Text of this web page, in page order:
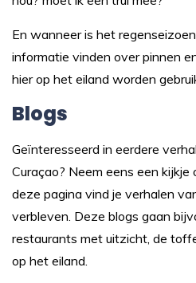
En wanneer is het
informatie vinden over pinnen
hier op het eiland worden
Blogs
Geïnteresseerd in eerdere
Curaçao? Neem eens een kijkje
deze pagina vind je verhalen
verbleven. Deze blogs gaan
restaurants met uitzicht, de
op het eiland.